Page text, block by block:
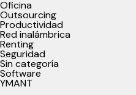
Oficina
Outsourcing
Productividad
Red inalámbrica
Renting
Seguridad
Sin categoría
Software
YMANT